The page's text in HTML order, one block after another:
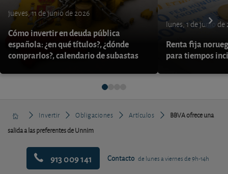
jueves, 11 de junio de 2026
Cómo invertir en deuda pública
española: ¿en qué títulos?, ¿dónde
comprarlos?, calendario de subastas
lunes, 1 de junio de
Renta fija
para tiempos
Invertir Obligaciones Artículos
BBVA ofrece una
salida a las preferentes de Unnim
913 009 141 Contacto de lunes a viernes de 9h-14h